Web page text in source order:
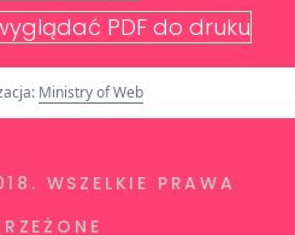
PDF do druku
Ministry of Web
WSZELKIE PRAWA